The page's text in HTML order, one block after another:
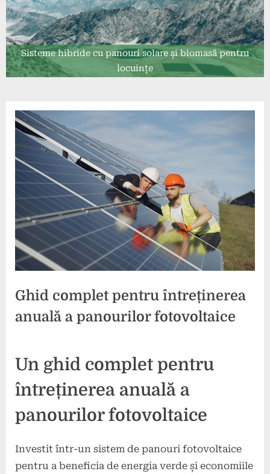
Sisteme hibride cu panouri solare și biomasă pentru
locuințe
Ghid complet pentru întreținerea
anuală a panourilor fotovoltaice
on
noiembrie
2024
Un ghid complet pentru
întreținerea anuală a
panourilor fotovoltaice
Investit într-un sistem de panouri fotovoltaice
pentru a beneficia de energia verde și economiile